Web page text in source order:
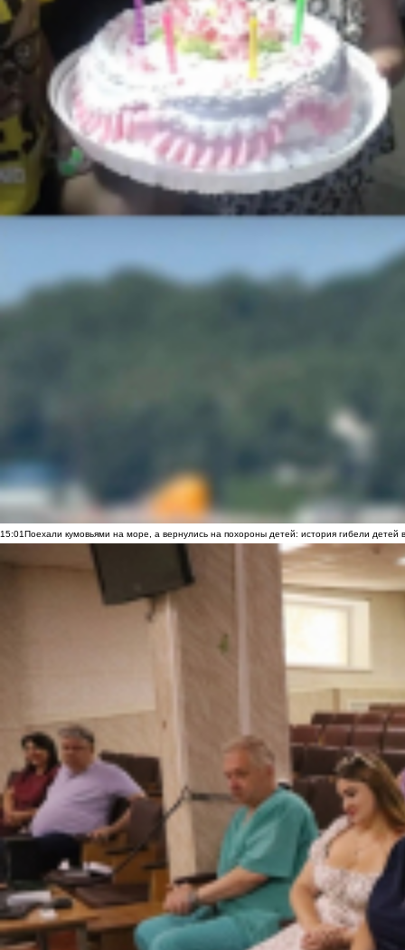
15:01Поехали кумовьями на море, а вернулись на похороны детей: история гибели детей